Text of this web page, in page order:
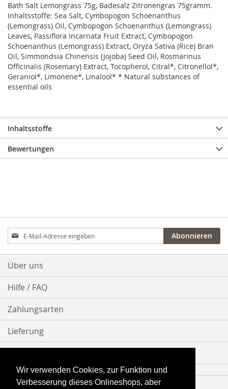
Wir verwenden Cookies, zur Funktion und
Verbesserung dieses Onlineshops, aber
Bath Salt Lemongrass 75g, Badesalz Zitronengras 75gramm.
Inhaltsstoffe: Sea Salt, Cymbopogon Schoenanthus
(Lemongrass) Oil, Cymbopogon Schoenanthus (Lemongrass)
Leaves, Passiflora Incarnata Fruit Extract, Cymbopogon
Schoenanthus (Lemongrass) Extract, Oryza Sativa (Rice) Bran
Oil, Simmondsia Chinensis (Jojoba) Seed Oil, Rosmarinus
Officinalis (Rosemary) Extract, Tocopherol, Citral*, Citronellol*,
Geraniol*, Limonene*, Linalool* * Natural substances of
essential oils
Inhaltsstoffe
Bewertungen
Anmeldung
zum
Newsletter:
Abonnieren
Über uns
Hilfe / FAQ
Zahlungsarten
Lieferung
Impressum